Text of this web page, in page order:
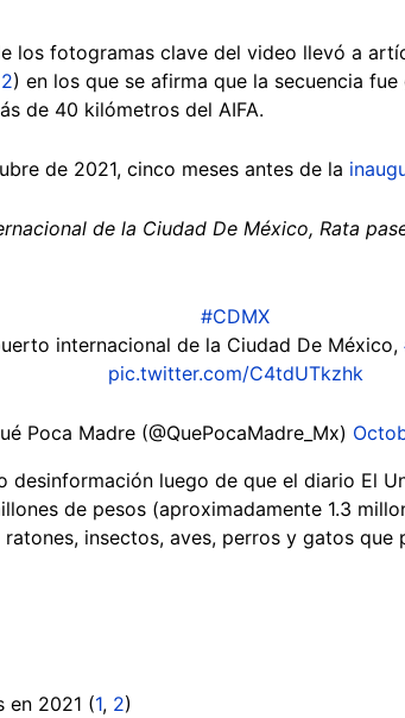
los fotogramas clave del video llevó a
2) en los que se afirma que la secuencia
de 40 kilómetros del AIFA.
de 2021, cinco meses antes de la
de la Ciudad De México, Rata
#CDMX
internacional de la Ciudad De México,
pic.twitter.com/C4tdUTkzhk
Poca Madre (@QuePocaMadre_Mx)
desinformación luego de que el diario El
de pesos (aproximadamente 1.3
insectos, aves, perros y gatos
en 2021 (1, 2)